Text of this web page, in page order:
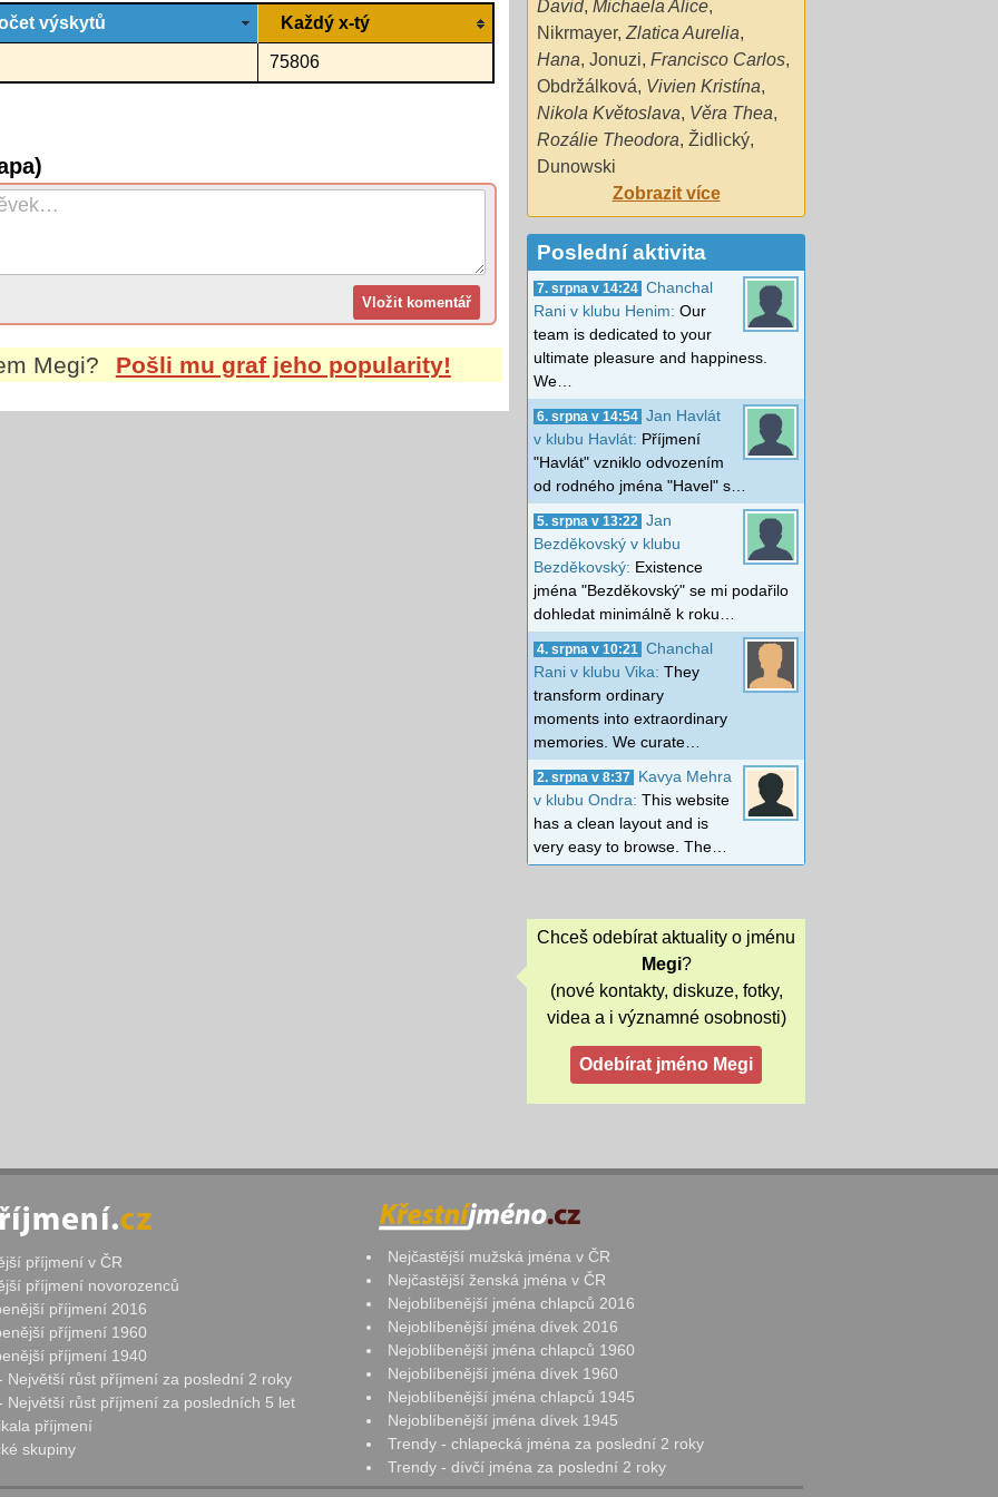
výskytů Každý x-tý
75806
Megi? Pošli mu graf jeho popularity!
David, Michaela Alice,
Nikrmayer, Zlatica Aurelia,
Hana, Jonuzi, Francisco Carlos,
Obdržálková, Vivien Kristína,
Nikola Květoslava, Věra Thea,
Rozálie Theodora, Židlický,
Dunowski
Zobrazit více
Poslední aktivita
7. srpna v 14:24 Chanchal
Rani v klubu Henim: Our
team is dedicated to your
ultimate pleasure and happiness.
We…
6. srpna v 14:54 Jan Havlát
v klubu Havlát: Příjmení
"Havlát" vzniklo odvozením
od rodného jména "Havel" s…
5. srpna v 13:22
Jan
Bezděkovský v klubu
Bezděkovský: Existence
jména "Bezděkovský" se mi podařilo
dohledat minimálně k roku…
4. srpna v 10:21
Chanchal
Rani v klubu Vika: They
transform ordinary
moments into extraordinary
memories. We curate…
2. srpna v 8:37
Kavya Mehra
v klubu Ondra: This website
has a clean layout and is
very easy to browse. The…
Chceš odebírat aktuality o jménu
Megi?
(nové kontakty, diskuze, fotky,
videa a i významné osobnosti)
příjmení v ČR
příjmení novorozenců
příjmení 2016
příjmení 1960
příjmení 1940
Největší růst příjmení za poslední 2 roky
Největší růst příjmení za posledních 5 let
příjmení
skupiny
Nejčastější mužská jména v ČR
Nejčastější ženská jména v ČR
Nejoblíbenější jména chlapců 2016
Nejoblíbenější jména dívek 2016
Nejoblíbenější jména chlapců 1960
Nejoblíbenější jména dívek 1960
Nejoblíbenější jména chlapců 1945
Nejoblíbenější jména dívek 1945
Trendy - chlapecká jména za poslední 2 roky
Trendy - dívčí jména za poslední 2 roky